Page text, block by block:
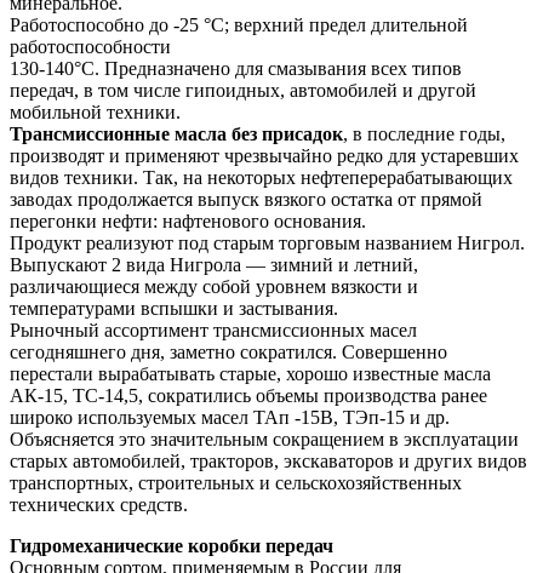
Работоспособно до -25 °С; верхний предел длительной
работоспособности
130-140°С. Предназначено для смазывания всех типов
передач, в том числе гипоидных, автомобилей и другой
мобильной техники.
Трансмиссионные масла без присадок, в последние годы,
производят и применяют чрезвычайно редко для устаревших
видов техники. Так, на некоторых нефтеперерабатывающих
заводах продолжается выпуск вязкого остатка от прямой
перегонки нефти: нафтенового основания.
Продукт реализуют под старым торговым названием Нигрол.
Выпускают 2 вида Нигрола — зимний и летний,
различающиеся между собой уровнем вязкости и
температурами вспышки и застывания.
Рыночный ассортимент трансмиссионных масел
сегодняшнего дня, заметно сократился. Совершенно
перестали вырабатывать старые, хорошо известные масла
АК-15, ТС-14,5, сократились объемы производства ранее
широко используемых масел ТАп -15В, ТЭп-15 и др.
Объясняется это значительным сокращением в эксплуатации
старых автомобилей, тракторов, экскаваторов и других видов
транспортных, строительных и сельскохозяйственных
технических средств.
Гидромеханические коробки передач
Основным сортом, применяемым в России для